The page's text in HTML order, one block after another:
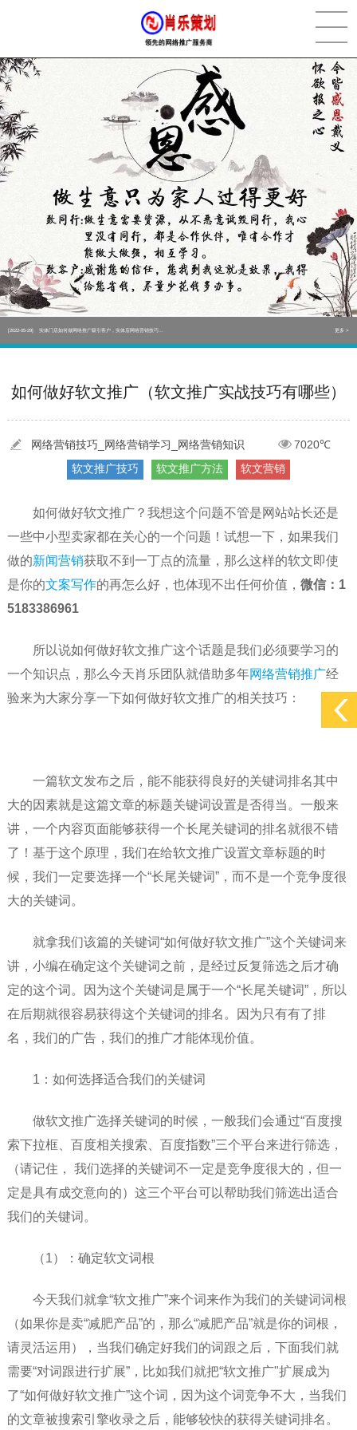
[2022-05-29] 实体门店如何做网络推广吸引客户，实体店网络营销技巧... 更多 >
[2022-05-04] 污水处理设备厂家产品如何做网络推广（污水处理项目网... 更多 >
[2022-05-04] 污水处理设备厂家产品如何做网络推广（污水处理项目网...
疫情当下公司企业品牌网络营销策划推广怎么做，国内知...
如何做好软文推广（软文推广实战技巧有哪些）
网络营销技巧_网络营销学习_网络营销知识
7020℃
软文推广技巧
软文推广方法 软文营销
如何做好软文推广？我想这个问题不管是网站站长还是
一些中小型卖家都在关心的一个问题！试想一下，如果我们
做的新闻营销获取不到一丁点的流量，那么这样的软文即使
是你的文案写作的再怎么好，也体现不出任何价值， 微信：1
5183386961
所以说如何做好软文推广这个话题是我们必须要学习的
一个知识点，那么今天肖乐团队就借助多年网络营销推广经
验来为大家分享一下如何做好软文推广的相关技巧：
一篇软文发布之后，能不能获得良好的关键词排名其中
大的因素就是这篇文章的标题关键词设置是否得当。一般来
讲，一个内容页面能够获得一个长尾关键词的排名就很不错
了！基于这个原理，我们在给软文推广设置文章标题的时
候，我们一定要选择一个“长尾关键词”，而不是一个竞争度很
大的关键词。
就拿我们该篇的关键词“如何做好软文推广”这个关键词来
讲，小编在确定这个关键词之前，是经过反复筛选之后才确
定的这个词。因为这个关键词是属于一个“长尾关键词”，所以
在后期就很容易获得这个关键词的排名。因为只有有了排
名，我们的广告，我们的推广才能体现价值。
1：如何选择适合我们的关键词
做软文推广选择关键词的时候，一般我们会通过“百度搜
索下拉框、百度相关搜索、百度指数”三个平台来进行筛选，
（请记住， 我们选择的关键词不一定是竞争度很大的，但一
定是具有成交意向的）这三个平台可以帮助我们筛选出适合
我们的关键词。
（1）：确定软文词根
今天我们就拿“软文推广”来个词来作为我们的关键词词根
（如果你是卖“减肥产品”的，那么“减肥产品”就是你的词根，
请灵活运用），当我们确定好我们的词跟之后，下面我们就
需要“对词跟进行扩展”，比如我们就把“软文推广"扩展成为
了“如何做好软文推广”这个词，因为这个词竞争不大，当我们
的文章被搜索引擎收录之后，能够较快的获得关键词排名。